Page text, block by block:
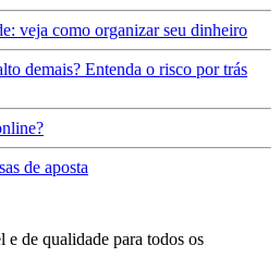
veja como organizar seu dinheiro
demais? Entenda o risco por trás
de aposta
e de qualidade para todos os